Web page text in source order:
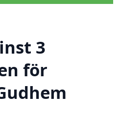
3
för